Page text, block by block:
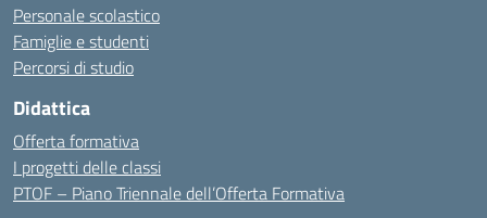
Personale scolastico
Famiglie e studenti
Percorsi di studio
Didattica
Offerta formativa
I progetti delle classi
PTOF – Piano Triennale dell’Offerta Formativa